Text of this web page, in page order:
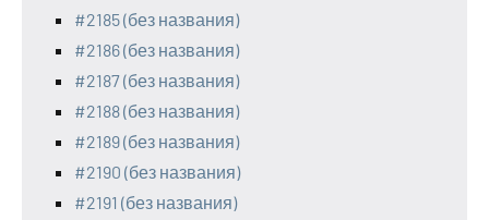
#2185 (без названия)
#2186 (без названия)
#2187 (без названия)
#2188 (без названия)
#2189 (без названия)
#2190 (без названия)
#2191 (без названия)